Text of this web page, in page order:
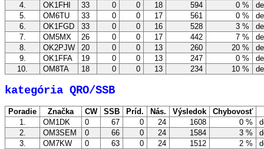
4.
OK1FHI 33 0 0 18 594 0 %
5.
OM6TU 33 0 0 17 561 0 %
6.
OK1FGD 33 0 0 16 528 3 %
7.
OM5MX 26 0 0 17 442 7 %
8.
OK2PJW 20 0 0 13 260 20 %
9.
OK1FFA 19 0 0 13 247 0 %
10.
OM8TA 18 0 0 13 234 10 %
kategória QRO/SSB
Poradie Značka CW SSB Príd. Nás. Výsledok
Chybovosť
1.
OM1DK 0 67 0 24 1608 0 %
2.
OM3SEM 0 66 0 24 1584 3 %
3.
OM7KW 0 63 0 24 1512 2 %